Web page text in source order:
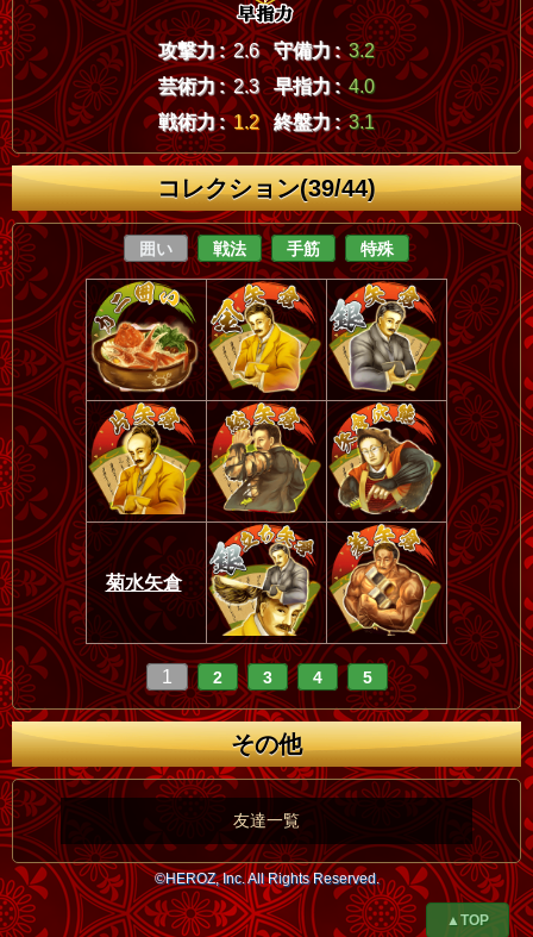
攻撃力 : 2.6 守備力 : 3.2
芸術力 : 2.3 早指力 : 4.0
戦術力 : 1.2 終盤力 : 3.1
コレクション(39/44)
囲い 戦法 手筋 特殊
菊水矢倉
1 2 3 4 5
その他
友達一覧
©HEROZ, Inc. All Rights Reserved.
▲TOP